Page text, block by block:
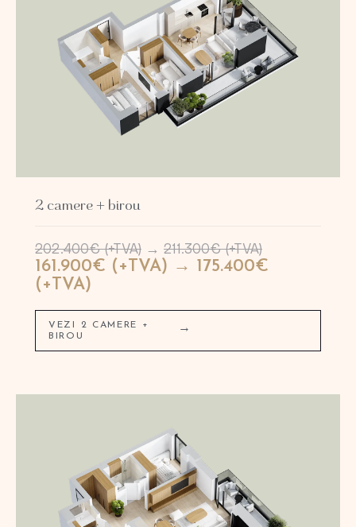
2 camere + birou
202.400€ (+TVA) → 211.300€ (+TVA)
161.900€ (+TVA) → 175.400€
(+TVA)
VEZI 2 CAMERE +
BIROU
→